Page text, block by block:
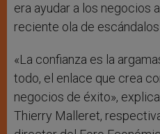
era ayudar a los negocios
reciente ola de
«La confianza es la
todo, el enlace que crea
negocios de éxito»,
Thierry Malleret,